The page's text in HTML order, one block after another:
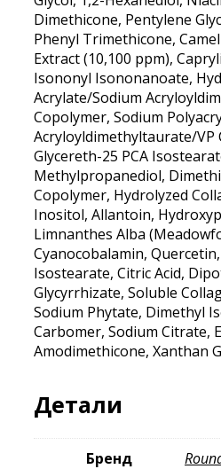
Dimethicone, Pentylene
Phenyl Trimethicone,
Extract (10,100 ppm),
Isononyl Isononanoate,
Acrylate/Sodium
Copolymer, Sodium
Acryloyldimethyltaurate/VP
Glycereth-25 PCA
Methylpropanediol,
Copolymer, Hydrolyzed
Inositol, Allantoin,
Limnanthes Alba
Cyanocobalamin,
Isostearate, Citric Acid,
Glycyrrhizate, Soluble
Sodium Phytate, Dimethyl
Carbomer, Sodium Citrate,
Amodimethicone, Xanthan
Детали
Бренд